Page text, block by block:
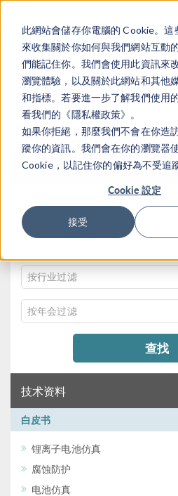
此網站會儲存你電腦的 Cookie。這
來收集關於你如何與我們網站互動
們能記住你。我們會使用此資訊來
瀏覽體驗，以及關於此網站和其他
和指標。若要進一步了解我們使用
看我們的《隱私權政策》。
如果你拒絕，那麼我們不會在你造
蹤你的資訊。我們會在你的瀏覽器
Cookie，以記住你的偏好為不受追
Cookie 設定
接受
论文和技术资料
快速搜索
按物理领域过滤
按行业过滤
按年会过滤
查找
技术资料
白皮书
锂离子电池仿真
腐蚀防护
电池仿真